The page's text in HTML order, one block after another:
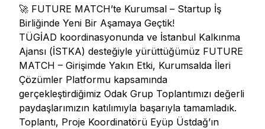
🚀 FUTURE MATCH’te Kurumsal – Startup İş
Birliğinde Yeni Bir Aşamaya Geçtik!
TÜGİAD koordinasyonunda ve İstanbul Kalkınma
Ajansı (İSTKA) desteğiyle yürüttüğümüz FUTURE
MATCH – Girişimde Yakın Etki, Kurumsalda İleri
Çözümler Platformu kapsamında
gerçekleştirdiğimiz Odak Grup Toplantımızı değerli
paydaşlarımızın katılımıyla başarıyla tamamladık.
Toplantı, Proje Koordinatörü Eyüp Üstdağ’ın